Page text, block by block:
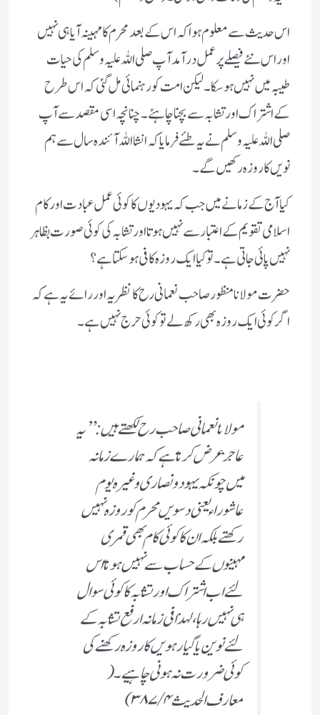
اس حدیث سے معلوم ہوا کہ اس کے بعد محرم کا مہینہ آیا ہی نہیں
اور اس نئے فیصلے پر عمل در آمد آپ صلی اللہ علیہ وسلم کی حیات
طیبہ میں نہیں ہوسکا ۔ لیکن امت کو رہنمائی مل گئی کہ اس طرح
کے اشتراک اور تشابہ سے بچنا چاہئے ۔ چنانچہ اسی مقصد سے آپ
صلی اللہ علیہ وسلم نے یہ طئے فرمایا کہ انشا اللہ آئندہ سال سے ہم
نویں کا روزہ رکھیں گے ۔
کیا آج کے زمانے میں جب کہ یہودیوں کا کوئی عمل عبادت اور کام
اسلامی تقویم کے اعتبار سے نہیں ہوتا اور تشابہ کی کوئی صورت بظاہر
نہیں پائی جاتی ہے ۔ تو کیا ایک روزہ کافی ہوسکتا ہے ؟
حضرت مولانا منظور صاحب نعمانی رح کا نظریہ اور رائے یہ ہے کہ
اگر کوئی ایک روزہ بھی رکھ لے تو کوئی حرج نہیں ہے ۔
مولانا نعمانی صاحب رح لکھتے ہیں : ”یہ
عاجز عرض کرتا ہے کہ ہمارے زمانہ
میں چونکہ یہود و نصاری وغیرہ یوم
عاشوراء یعنی دسویں محرم کو روزہ نہیں
رکھتے بلکہ ان کا کوئی کام بھی قمری
مہینوں کے حساب سے نہیں ہوتا اس
لئے اب اشتراک اور تشابہ کا کوئی سوال
ہی نہیں رہا ،لہذا فی زمانہ ارفع تشابہ کے
لئے نوین یا گیارہویں کا روزہ رکھنے کی
کوئی ضرورت نہ ہونی چاہیے ۔ (
معارف الحدیث ۴/ ۳۸۷ )